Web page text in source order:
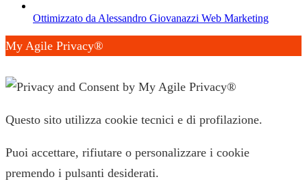
Ottimizzato da Alessandro Giovanazzi Web Marketing
My Agile Privacy®
Questo sito utilizza cookie tecnici e di profilazione.
Puoi accettare, rifiutare o personalizzare i cookie
premendo i pulsanti desiderati.